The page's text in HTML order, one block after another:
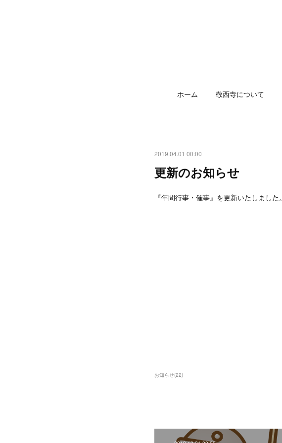
ホーム 敬西寺について
2019.04.01 00:00
更新のお知らせ
『年間行事・催事』を更新いたしました。
お知らせ(22)